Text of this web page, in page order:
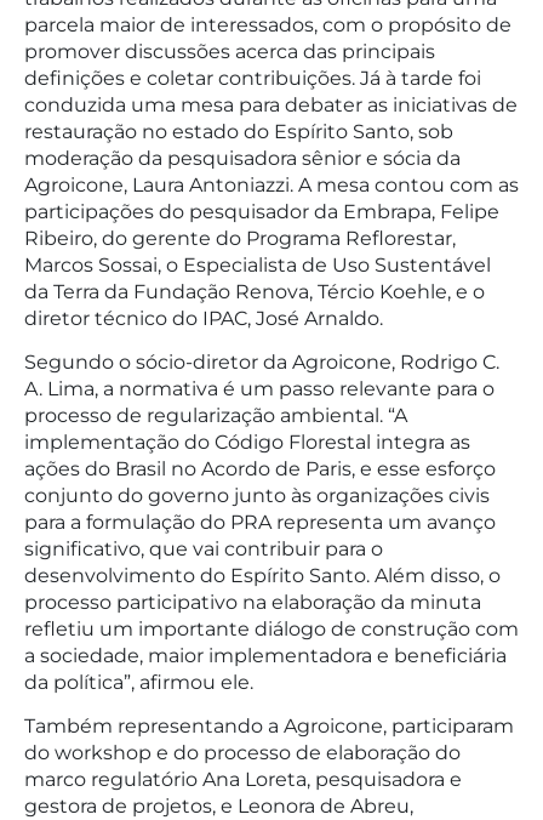
parcela maior de interessados, com o propósito de
promover discussões acerca das principais
definições e coletar contribuições. Já à tarde foi
conduzida uma mesa para debater as iniciativas de
restauração no estado do Espírito Santo, sob
moderação da pesquisadora sênior e sócia da
Agroicone, Laura Antoniazzi. A mesa contou com as
participações do pesquisador da Embrapa, Felipe
Ribeiro, do gerente do Programa Reflorestar,
Marcos Sossai, o Especialista de Uso Sustentável
da Terra da Fundação Renova, Tércio Koehle, e o
diretor técnico do IPAC, José Arnaldo.
Segundo o sócio-diretor da Agroicone, Rodrigo C.
A. Lima, a normativa é um passo relevante para o
processo de regularização ambiental. “A
implementação do Código Florestal integra as
ações do Brasil no Acordo de Paris, e esse esforço
conjunto do governo junto às organizações civis
para a formulação do PRA representa um avanço
significativo, que vai contribuir para o
desenvolvimento do Espírito Santo. Além disso, o
processo participativo na elaboração da minuta
refletiu um importante diálogo de construção com
a sociedade, maior implementadora e beneficiária
da política”, afirmou ele.
Também representando a Agroicone, participaram
do workshop e do processo de elaboração do
marco regulatório Ana Loreta, pesquisadora e
gestora de projetos, e Leonora de Abreu,